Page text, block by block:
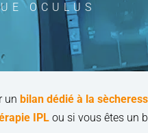
OCULUS
un bilan dédié à la
IPL ou si vous êtes un